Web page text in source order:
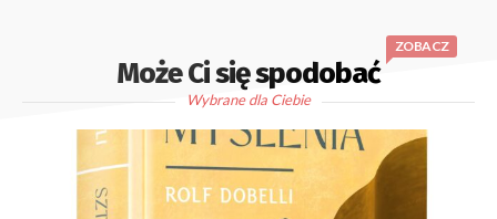
Może Ci się spodobać
ZOBACZ
Wybrane dla Ciebie